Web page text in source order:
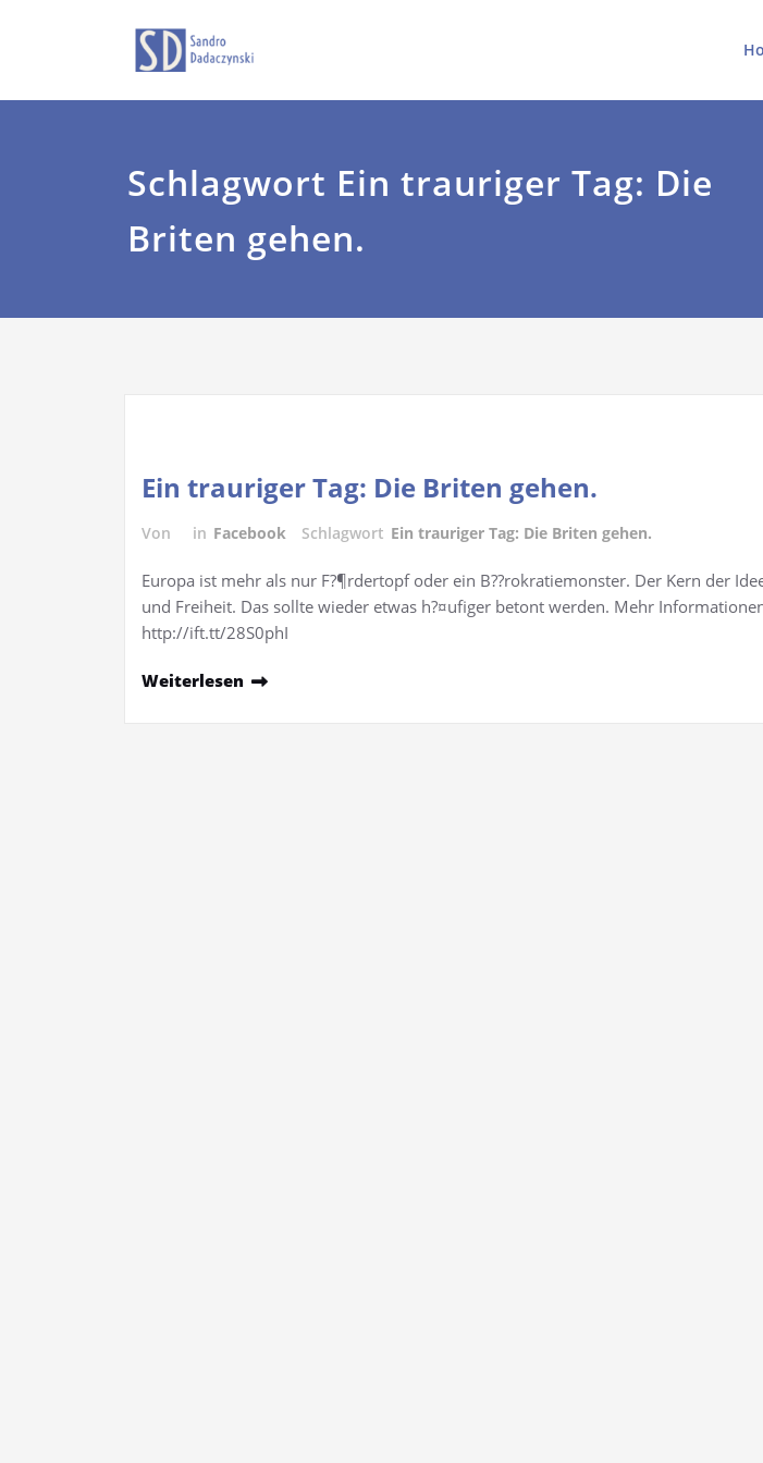
Schlagwort Ein trauriger Tag: Die
Briten gehen.
Ein trauriger Tag: Die Briten gehen.
Von in Facebook Schlagwort Ein trauriger Tag: Die Briten gehen.
Europa ist mehr als nur F?¶rdertopf oder ein B??rokratiemonster. Der Kern der
und Freiheit. Das sollte wieder etwas h?¤ufiger betont werden. Mehr
http://ift.tt/28S0phI
Weiterlesen